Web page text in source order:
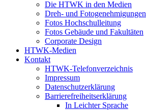
Die HTWK in den Medien
Dreh- und Fotogenehmigungen
Fotos Hochschulleitung
Fotos Gebäude und Fakultäten
Corporate Design
HTWK-Medien
Kontakt
HTWK-Telefonverzeichnis
Impressum
Datenschutzerklärung
Barrierefreiheitserklärung
In Leichter Sprache